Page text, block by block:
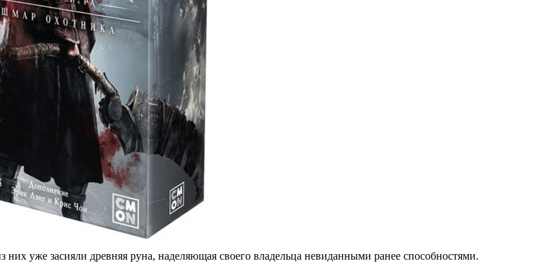
уже засияли древняя руна, наделяющая своего владельца невиданными ранее способностями.